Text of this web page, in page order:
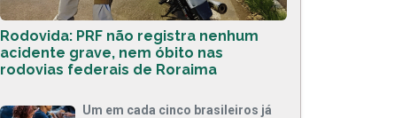
Rodovida: PRF não registra nenhum
acidente grave, nem óbito nas
rodovias federais de Roraima
Um em cada cinco brasileiros já